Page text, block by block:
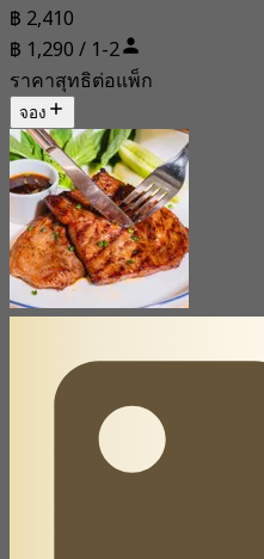
฿ 2,410
฿ 1,290 / 1-2
ราคาสุทธิต่อแพ็ก
จอง